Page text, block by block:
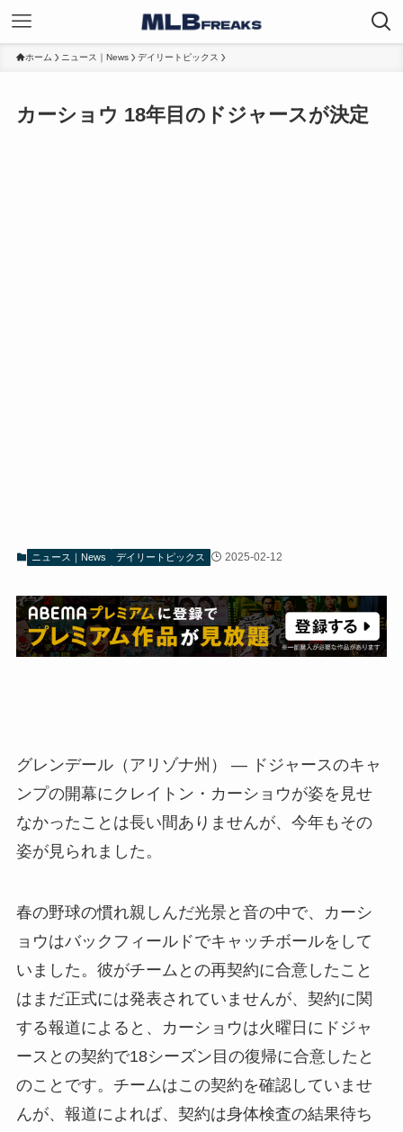
ホーム ニュース｜News デイリートピックス
カーショウ 18年目のドジャースが決定
ニュース｜News デイリートピックス 2025-02-12
グレンデール（アリゾナ州） — ドジャースのキャ
ンプの開幕にクレイトン・カーショウが姿を見せ
なかったことは長い間ありませんが、今年もその
姿が見られました。
春の野球の慣れ親しんだ光景と音の中で、カーシ
ョウはバックフィールドでキャッチボールをして
いました。彼がチームとの再契約に合意したこと
はまだ正式には発表されていませんが、契約に関
する報道によると、カーショウは火曜日にドジャ
ースとの契約で18シーズン目の復帰に合意したと
のことです。チームはこの契約を確認していませ
んが、報道によれば、契約は身体検査の結果待ち